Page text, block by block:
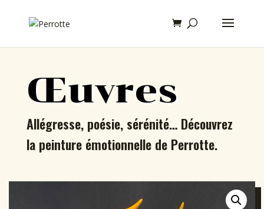
Œuvres
Allégresse, poésie, sérénité… Découvrez
la peinture émotionnelle de Perrotte.